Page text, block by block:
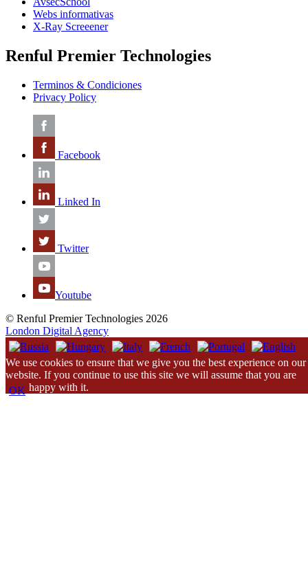
Webs informativas
X-Ray Screeener
Renful Premier Technologies
Terminos & Condiciones
Privacy Policy
Facebook
Linked In
Twitter
Youtube
© Renful Premier Technologies 2026
London Digital Agency
We use cookies to ensure that we give you the best experience on our
website. If you continue to use this site we will assume that you are
happy with it.
OK